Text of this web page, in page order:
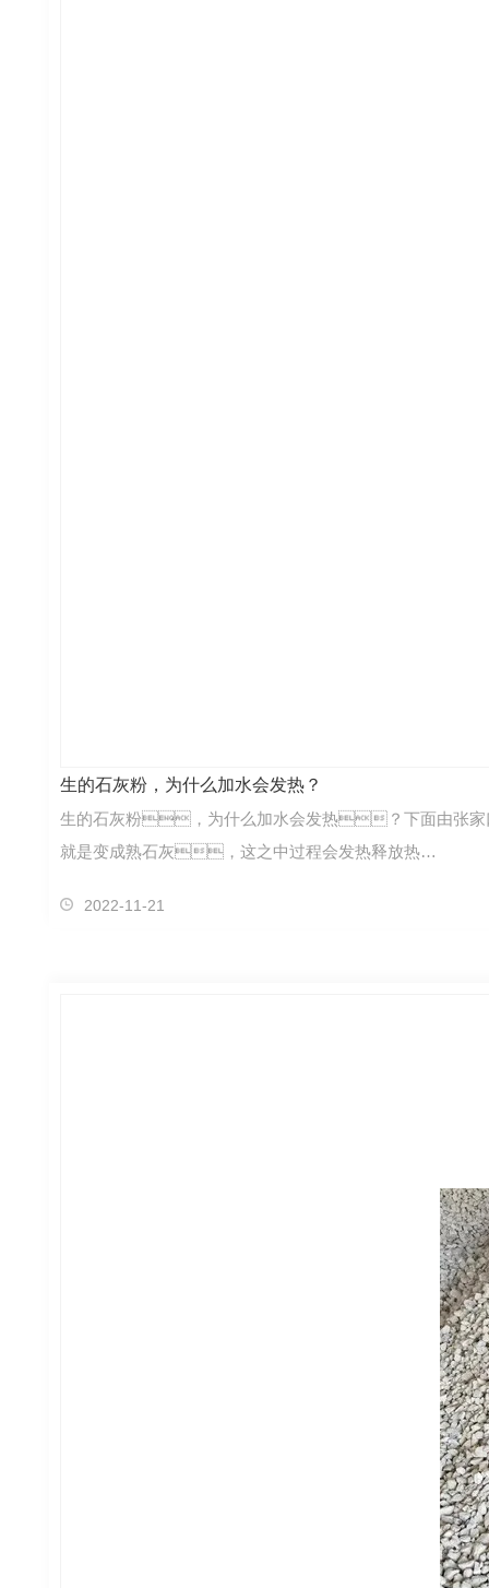
生的石灰粉，为什么加水会发热？
生的石灰粉，为什么加水会发热？下面由张
就是变成熟石灰，这之中过程会发热释放热…
2022-11-21